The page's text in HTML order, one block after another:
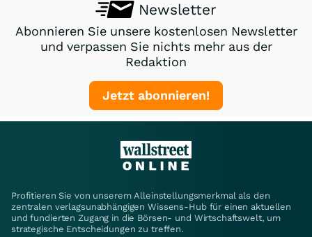
Newsletter
Abonnieren Sie unsere kostenlosen Newsletter
und verpassen Sie nichts mehr aus der
Redaktion
Jetzt abonnieren!
Profitieren Sie von unserem Alleinstellungsmerkmal als den
zentralen verlagsunabhängigen Wissens-Hub für einen aktuellen
und fundierten Zugang in die Börsen- und Wirtschaftswelt, um
strategische Entscheidungen zu treffen.